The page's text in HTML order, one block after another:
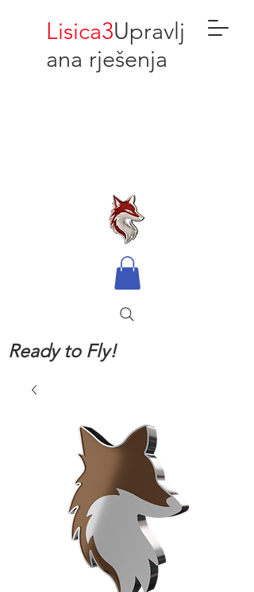
Lisica3Upravlj
ana rješenja
Ready to Fly!